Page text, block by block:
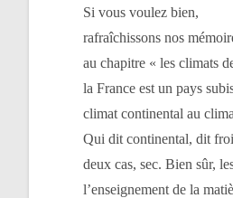
Si vous voulez bien,
rafraîchissons nos
au chapitre « les climats
la France est un pays
climat continental au
Qui dit continental, dit
deux cas, sec. Bien sûr,
l’enseignement de la